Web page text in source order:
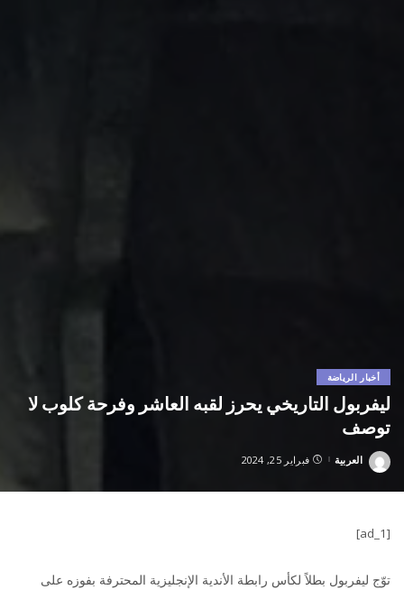
أخبار الرياضة
ليفربول التاريخي يحرز لقبه العاشر وفرحة كلوب لا
توصف
Posted
العربية فبراير 25, 2024
[ad_1]
توّج ليفربول بطلاً لكأس رابطة الأندية الإنجليزية المحترفة بفوزه على